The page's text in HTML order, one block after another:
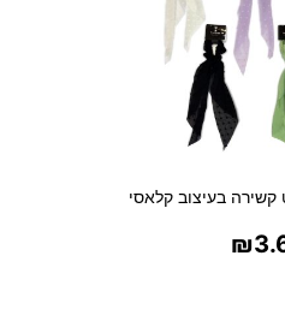
קשירה בעיצוב קלאסי
₪